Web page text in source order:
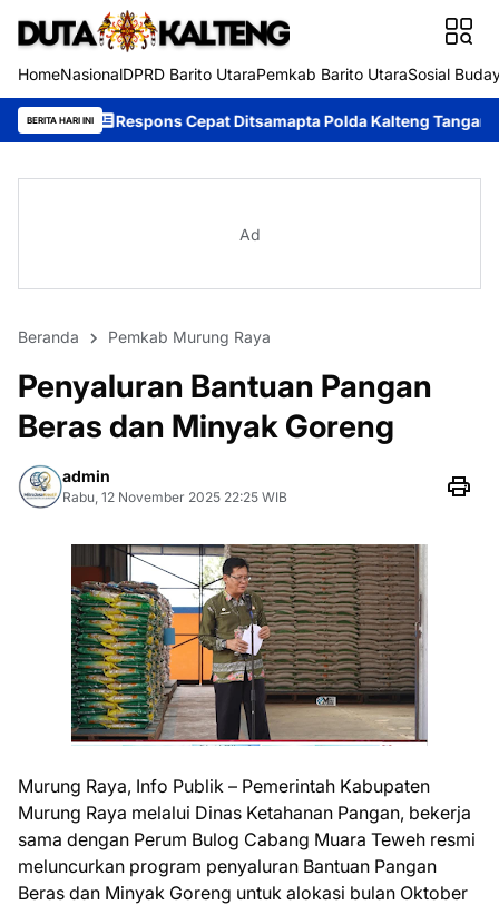
HomeNasionalDPRD Barito UtaraPemkab Barito UtaraSosial
BERITA HARI INI
Cepat Ditsamapta Polda Kalteng Tangani Karhutla di
Ad
Beranda Pemkab Murung Raya
Penyaluran Bantuan Pangan
Beras dan Minyak Goreng
admin
Rabu, 12 November 2025 22:25 WIB
Murung Raya, Info Publik – Pemerintah Kabupaten
Murung Raya melalui Dinas Ketahanan Pangan, bekerja
sama dengan Perum Bulog Cabang Muara Teweh resmi
meluncurkan program penyaluran Bantuan Pangan
Beras dan Minyak Goreng untuk alokasi bulan Oktober